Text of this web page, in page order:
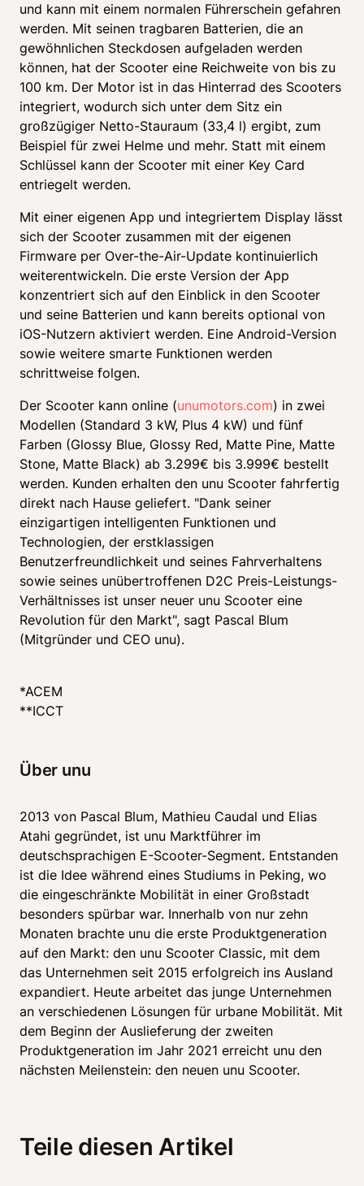
und kann mit einem normalen Führerschein gefahren
werden. Mit seinen tragbaren Batterien, die an
gewöhnlichen Steckdosen aufgeladen werden
können, hat der Scooter eine Reichweite von bis zu
100 km. Der Motor ist in das Hinterrad des Scooters
integriert, wodurch sich unter dem Sitz ein
großzügiger Netto-Stauraum (33,4 l) ergibt, zum
Beispiel für zwei Helme und mehr. Statt mit einem
Schlüssel kann der Scooter mit einer Key Card
entriegelt werden.
Mit einer eigenen App und integriertem Display lässt
sich der Scooter zusammen mit der eigenen
Firmware per Over-the-Air-Update kontinuierlich
weiterentwickeln. Die erste Version der App
konzentriert sich auf den Einblick in den Scooter
und seine Batterien und kann bereits optional von
iOS-Nutzern aktiviert werden. Eine Android-Version
sowie weitere smarte Funktionen werden
schrittweise folgen.
Der Scooter kann online (unumotors.com) in zwei
Modellen (Standard 3 kW, Plus 4 kW) und fünf
Farben (Glossy Blue, Glossy Red, Matte Pine, Matte
Stone, Matte Black) ab 3.299€ bis 3.999€ bestellt
werden. Kunden erhalten den unu Scooter fahrfertig
direkt nach Hause geliefert. "Dank seiner
einzigartigen intelligenten Funktionen und
Technologien, der erstklassigen
Benutzerfreundlichkeit und seines Fahrverhaltens
sowie seines unübertroffenen D2C Preis-Leistungs-
Verhältnisses ist unser neuer unu Scooter eine
Revolution für den Markt", sagt Pascal Blum
(Mitgründer und CEO unu).
*ACEM
Über unu
2013 von Pascal Blum, Mathieu Caudal und Elias
Atahi gegründet, ist unu Marktführer im
deutschsprachigen E-Scooter-Segment. Entstanden
ist die Idee während eines Studiums in Peking, wo
die eingeschränkte Mobilität in einer Großstadt
besonders spürbar war. Innerhalb von nur zehn
Monaten brachte unu die erste Produktgeneration
auf den Markt: den unu Scooter Classic, mit dem
das Unternehmen seit 2015 erfolgreich ins Ausland
expandiert. Heute arbeitet das junge Unternehmen
an verschiedenen Lösungen für urbane Mobilität. Mit
dem Beginn der Auslieferung der zweiten
Produktgeneration im Jahr 2021 erreicht unu den
nächsten Meilenstein: den neuen unu Scooter.
Teile diesen Artikel